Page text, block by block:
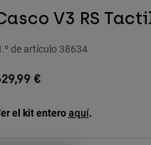
V3 RS
de artículo 38634
€
el kit entero aquí.